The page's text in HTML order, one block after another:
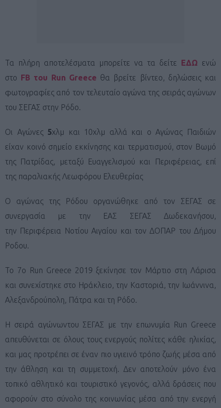
Τα πλήρη αποτελέσματα μπορείτε να τα δείτε ΕΔΩ ενώ
στο FB του Run Greece θα βρείτε βίντεο, δηλώσεις και
φωτογραφίες από τον τελευταίο αγώνα της σειράς αγώνων
του ΣΕΓΑΣ στην Ρόδο.
Οι Αγώνες 5χλμ και 10χλμ αλλά και ο Αγώνας Παιδιών
είχαν κοινό σημείο εκκίνησης και τερματισμού, στον Βωμό
της Πατρίδας, μεταξύ Ευαγγελισμού και Περιφέρειας, επί
της παραλιακής Λεωφόρου Ελευθερίας
Ο αγώνας της Ρόδου οργανώθηκε από τον ΣΕΓΑΣ σε
συνεργασία με την ΕΑΣ ΣΕΓΑΣ Δωδεκανήσου,
την Περιφέρεια Νοτίου Αιγαίου και τον ΔΟΠΑΡ του Δήμου
Ροδου.
Το 7ο Run Greece 2019 ξεκίνησε τον Μάρτιο στη Λάρισα
και συνεχίστηκε στο Ηράκλειο, την Καστοριά, την Ιωάννινα,
Αλεξανδρούπολη, Πάτρα και τη Ρόδο.
Η σειρά αγώνωντου ΣΕΓΑΣ με την επωνυμία Run Greece
απευθύνεται σε όλους τους ενεργούς πολίτες κάθε ηλικίας,
και μας προτρέπει σε έναν πιο υγιεινό τρόπο ζωής μέσα από
την άθληση και τη συμμετοχή. Δεν αποτελούν μόνο ένα
τοπικό αθλητικό και τουριστικό γεγονός, αλλά δράσεις που
αφορούν στο σύνολο της κοινωνίας μέσα από την ενεργή